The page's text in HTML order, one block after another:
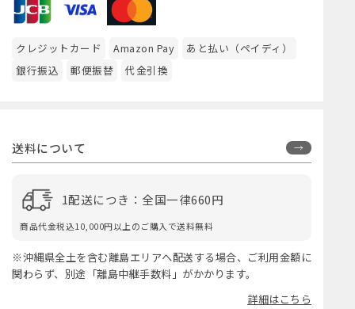
クレジットカード Amazon Pay
あと払い（ペイディ）
銀行振込
郵便振替 代金引換
送料について
1配送につき：全国一律660円
商品代金税込10,000円以上のご購入で送料無料
※沖縄県全土を含む離島エリアへ配送する場合、ご利用金額に
関わらず、別途「離島中継手数料」がかかります。
詳細はこちら